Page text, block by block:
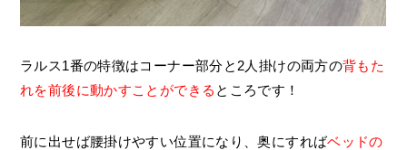
ラルス1番の特徴はコーナー部分と2人掛けの両方の背もた
れを前後に動かすことができる ところです！
前に出せば腰掛けやすい位置になり、奥にすればベッドの